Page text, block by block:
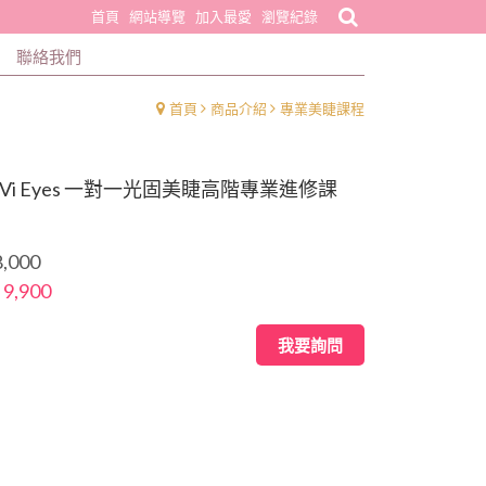
首頁 網站導覽 加入最愛 瀏覽紀錄
聯絡我們
首頁 商品介紹 專業美睫課程
Eyes 一對一光固美睫高階專業進修課
我要詢問